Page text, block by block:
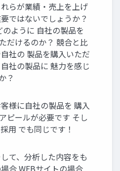
らが業績・売上を上げ
ではないでしょうか？
のように 自社の製品を
だけるのか？ 競合と比
社の 製品を購入いただ
社の製品に 魅力を感じ
？
様に自社の製品を 購入
ピールが必要です そし
用 でも同じです！
て、分析した内容をも